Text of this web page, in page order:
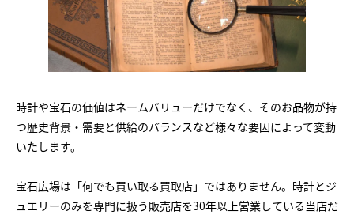
時計や宝石の価値はネームバリューだけでなく、そのお品物が持
つ歴史背景・需要と供給のバランスなど様々な要因によって変動
いたします。
宝石広場は「何でも買い取る買取店」ではありません。時計とジ
ュエリーのみを専門に扱う販売店を30年以上営業している当店だ